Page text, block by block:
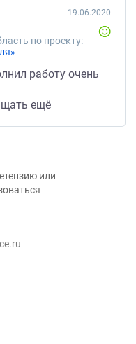
по проекту:
19.06.2020
работу очень
ещё
или